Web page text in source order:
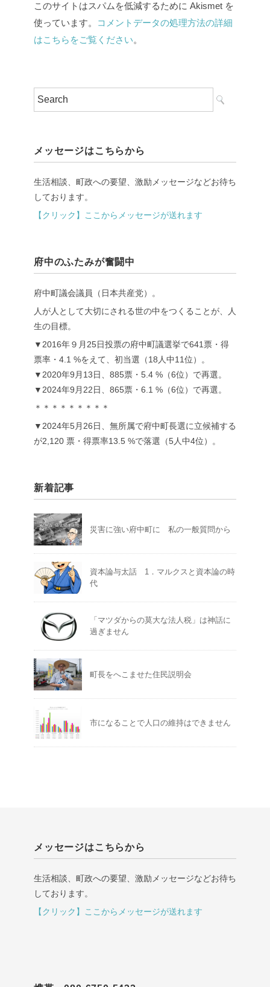
このサイトはスパムを低減するために Akismet を
使っています。
コメントデータの処理方法の詳細
はこちらをご覧ください。
メッセージはこちらから
生活相談、町政への要望、激励メッセージなどお待ち
しております。
【クリック】ここからメッセージが送れます
府中のふたみが奮闘中
府中町議会議員（日本共産党）。
人が人として大切にされる世の中をつくることが、人
生の目標。
▼2016年９月25日投票の府中町議選挙で641票・得
票率・4.1 %をえて、初当選（18人中11位）。
▼2020年9月13日、885票・5.4 %（6位）で再選。
▼2024年9月22日、865票・6.1 %（6位）で再選。
＊＊＊＊＊＊＊＊＊
▼2024年5月26日、無所属で府中町長選に立候補する
が2,120 票・得票率13.5 %で落選（5人中4位）。
新着記事
災害に強い府中町に 私の一般質問から
資本論与太話 1．マルクスと資本論の時
代
「マツダからの莫大な法人税」は神話に
過ぎません
町長をへこませた住民説明会
市になることで人口の維持はできません
メッセージはこちらから
生活相談、町政への要望、激励メッセージなどお待ち
しております。
【クリック】ここからメッセージが送れます